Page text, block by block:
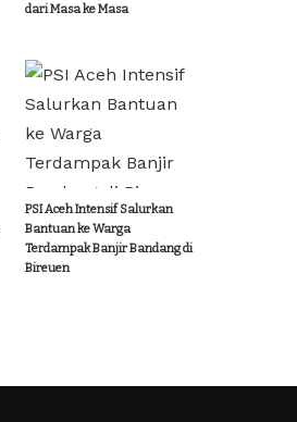
dari Masa ke Masa
PSI Aceh Intensif Salurkan
Bantuan ke Warga
Terdampak Banjir Bandang di
Bireuen